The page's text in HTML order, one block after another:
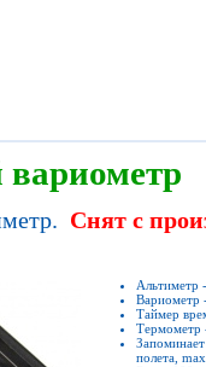
Снят с
Вариометр
Таймер
полета,